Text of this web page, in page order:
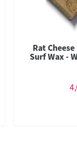
Rat
Surf Wax -